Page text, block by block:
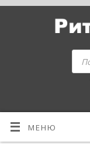
МЕНЮ